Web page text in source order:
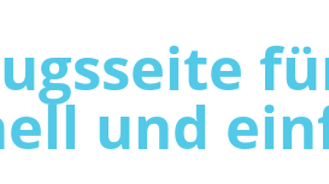
und